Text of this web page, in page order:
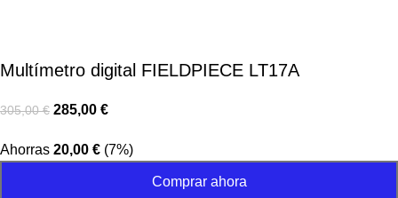
Multímetro digital FIELDPIECE LT17A
305,00€ 285,00 €
Ahorras 20,00 € (7%)
Comprar ahora